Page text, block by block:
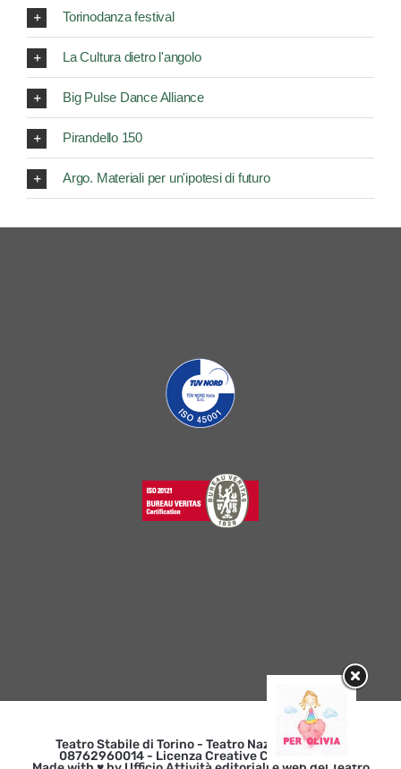
Torinodanza festival
La Cultura dietro l'angolo
Big Pulse Dance Alliance
Pirandello 150
Argo. Materiali per un'ipotesi di futuro
Teatro Stabile di Torino - Teatro Nazionale | p. iva
08762960014 - Licenza Creative Commons 3.0